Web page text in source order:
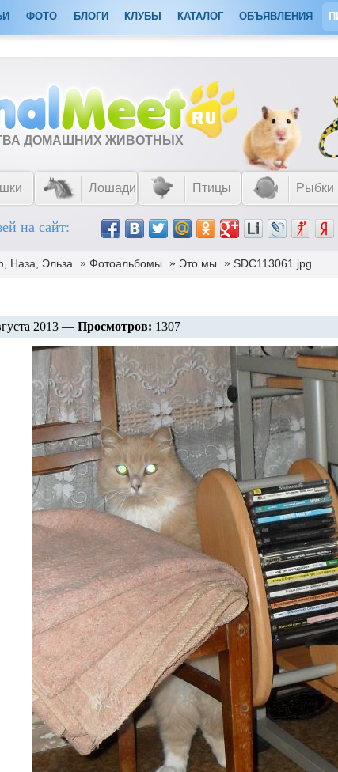
ФОТО БЛОГИ КЛУБЫ КАТАЛОГ ОБЪЯВЛЕНИЯ
ДОМАШНИХ ЖИВОТНЫХ
Лошади Птицы Рыбки
на сайт:
Наза, Эльза » Фотоальбомы » Это мы » SDC113061.jpg
2013 — Просмотров: 1307